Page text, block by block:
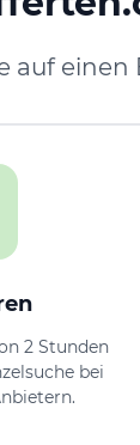
auf einen
2 Stunden
bei